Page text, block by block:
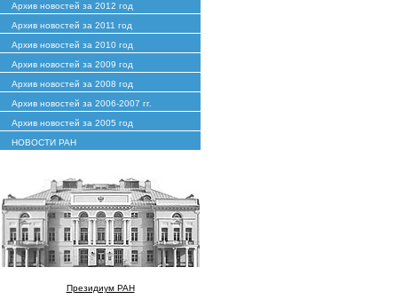
Архив новостей за 2012 год
Архив новостей за 2011 год
Архив новостей за 2010 год
Архив новостей за 2009 год
Архив новостей за 2008 год
Архив новостей за 2006-2007 гг.
Архив новостей за 2005 год
НОВОСТИ РАН
Президиум РАН